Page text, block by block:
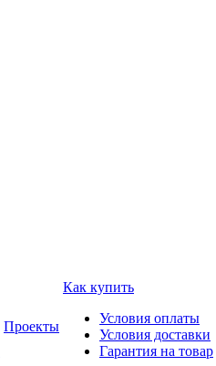
Проекты
Как купить
Условия оплаты
Условия доставки
Гарантия на товар